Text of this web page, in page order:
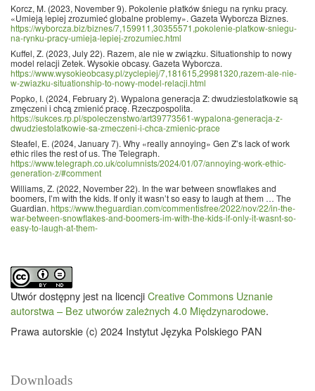
Korcz, M. (2023, November 9). Pokolenie płatków śniegu na rynku pracy.
«Umieją lepiej zrozumieć globalne problemy». Gazeta Wyborcza Biznes.
https://wyborcza.biz/biznes/7,159911,30355571,pokolenie-platkow-sniegu-
na-rynku-pracy-umieja-lepiej-zrozumiec.html
Kuffel, Z. (2023, July 22). Razem, ale nie w związku. Situationship to nowy
model relacji Zetek. Wysokie obcasy. Gazeta Wyborcza.
https://www.wysokieobcasy.pl/zyclepiej/7,181615,29981320,razem-ale-nie-
w-zwiazku-situationship-to-nowy-model-relacji.html
Popko, I. (2024, February 2). Wypalona generacja Z: dwudziestolatkowie są
zmęczeni i chcą zmienić pracę. Rzeczpospolita.
https://sukces.rp.pl/spoleczenstwo/art39773561-wypalona-generacja-z-
dwudziestolatkowie-sa-zmeczeni-i-chca-zmienic-prace
Steafel, E. (2024, January 7). Why «really annoying» Gen Z’s lack of work
ethic riles the rest of us. The Telegraph.
https://www.telegraph.co.uk/columnists/2024/01/07/annoying-work-ethic-
generation-z/#comment
Williams, Z. (2022, November 22). In the war between snowflakes and
boomers, I’m with the kids. If only it wasn’t so easy to laugh at them … The
Guardian. https://www.theguardian.com/commentisfree/2022/nov/22/in-the-
war-between-snowflakes-and-boomers-im-with-the-kids-if-only-it-wasnt-so-
easy-to-laugh-at-them-
Utwór dostępny jest na licencjiCreative Commons Uznanie
autorstwa – Bez utworów zależnych 4.0 Międzynarodowe.
Prawa autorskie (c) 2024 Instytut Języka Polskiego PAN
Downloads